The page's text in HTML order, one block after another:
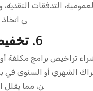
التدفقات
ي
6.
تراخيص برامج مكلفة
الشهري أو السنوي في
ن، مما يقلل